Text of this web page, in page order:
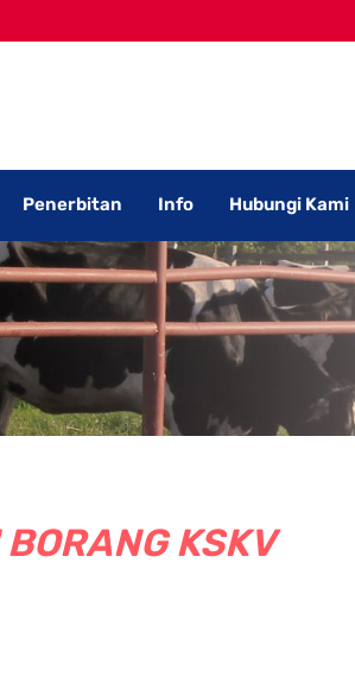
Penerbitan Info Hubungi Kami
KSKV